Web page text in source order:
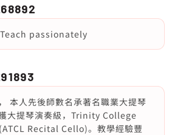
68892
passionately
91893
本人先後師數名承著名職業大提琴
大提琴演奏級，Trinity College
Recital Cello)。教學經驗豐